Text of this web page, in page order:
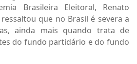
Brasileira Eleitoral, Renato
que no Brasil é severa a
ainda mais quando trata de
do fundo partidário e do fundo